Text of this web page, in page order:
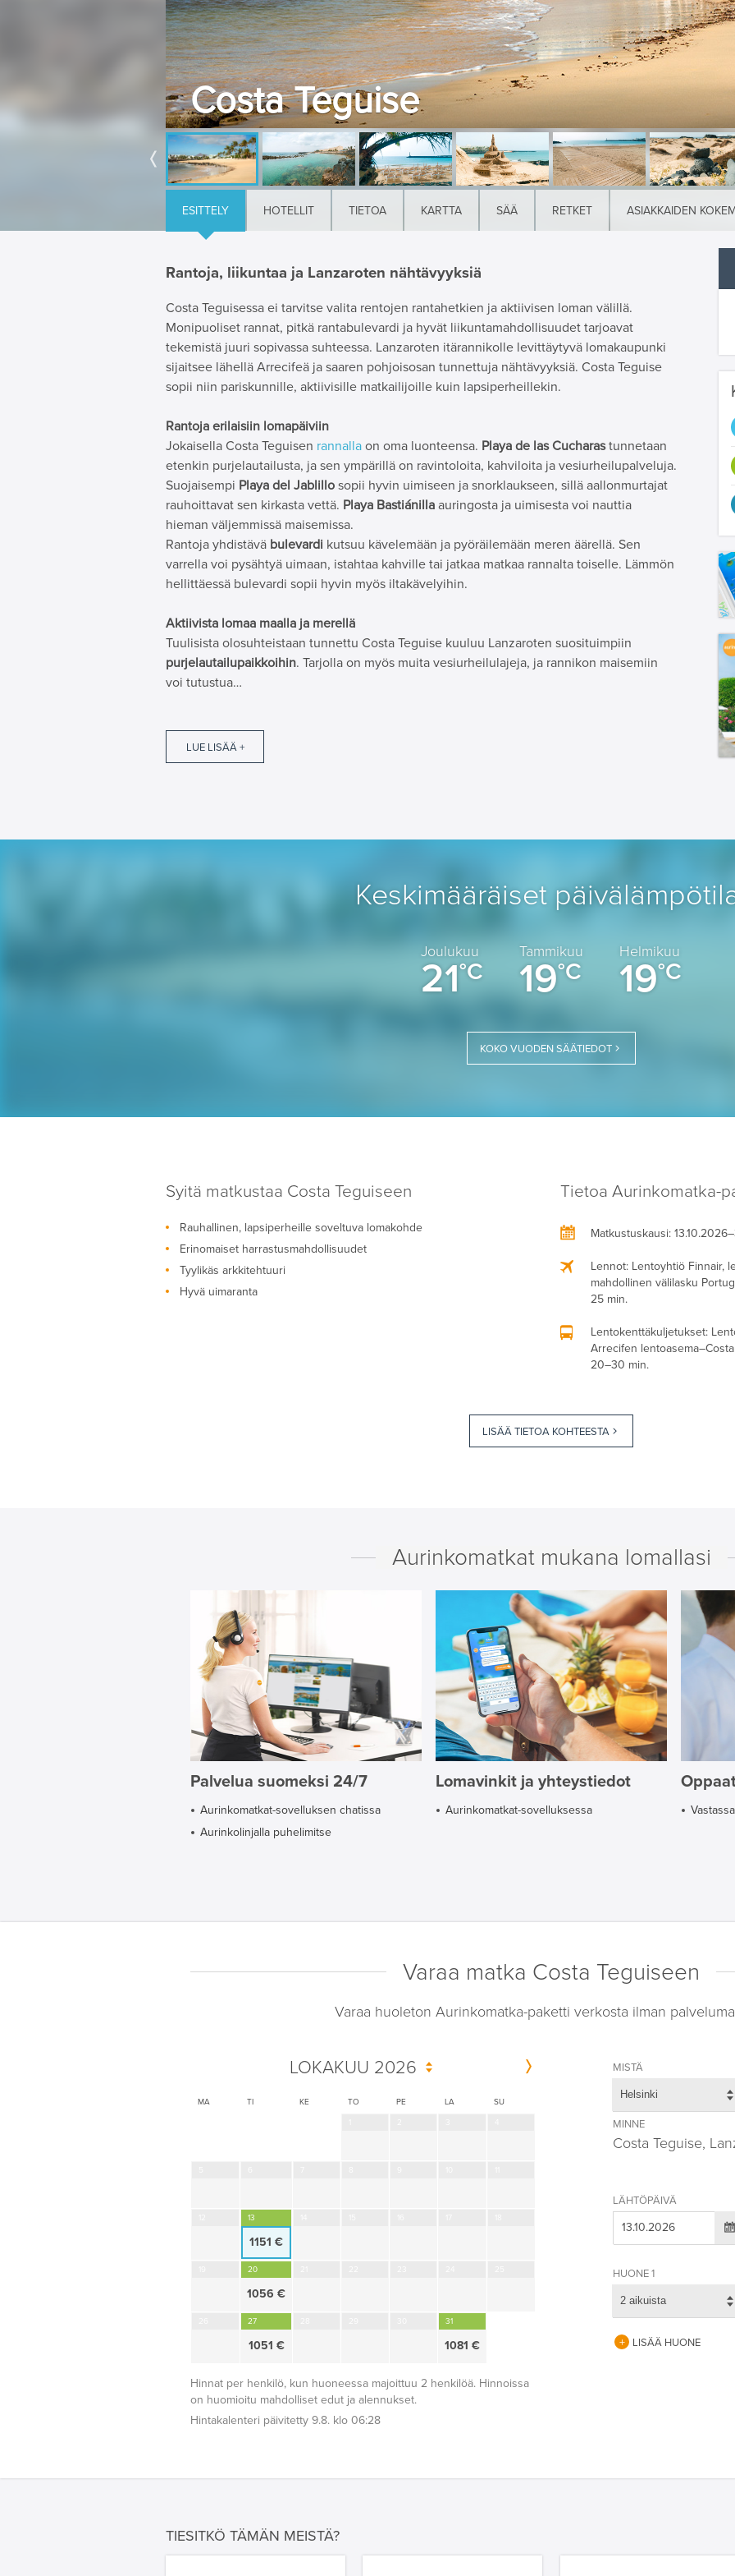
Costa Teguise
ESITTELY HOTELLIT TIETOA KARTTA SÄÄ RETKET ASIAKKAIDEN
Rantoja, liikuntaa ja Lanzaroten nähtävyyksiä
Costa Teguisessa ei tarvitse valita rentojen rantahetkien ja aktiivisen loman välillä.
Monipuoliset rannat, pitkä rantabulevardi ja hyvät liikuntamahdollisuudet tarjoavat
tekemistä juuri sopivassa suhteessa. Lanzaroten itärannikolle levittäytyvä lomakaupunki
sijaitsee lähellä Arrecifeä ja saaren pohjoisosan tunnettuja nähtävyyksiä. Costa Teguise
sopii niin pariskunnille, aktiivisille matkailijoille kuin lapsiperheillekin.
Rantoja erilaisiin lomapäiviin
Jokaisella Costa Teguisen rannalla on oma luonteensa. Playa de las Cucharastunnetaan
etenkin purjelautailusta, ja sen ympärillä on ravintoloita, kahviloita ja vesiurheilupalveluja.
Suojaisempi Playa del Jablillo sopii hyvin uimiseen ja snorklaukseen, sillä aallonmurtajat
rauhoittavat sen kirkasta vettä. Playa Bastiánilla auringosta ja uimisesta voi nauttia
hieman väljemmissä maisemissa.
Rantoja yhdistävä bulevardi kutsuu kävelemään ja pyöräilemään meren äärellä. Sen
varrella voi pysähtyä uimaan, istahtaa kahville tai jatkaa matkaa rannalta toiselle. Lämmön
hellittäessä bulevardi sopii hyvin myös iltakävelyihin.
Aktiivista lomaa maalla ja merellä
Tuulisista olosuhteistaan tunnettu Costa Teguise kuuluu Lanzaroten suosituimpiin
purjelautailupaikkoihin. Tarjolla on myös muita vesiurheilulajeja, ja rannikon maisemiin
voi tutustua…
LUE LISÄÄ +
Keskimääräiset
Joulukuu
21°C
Tammikuu
19°C
Helmikuu
19°C
KOKO VUODEN SÄÄTIEDOT
Syitä matkustaa Costa Teguiseen
Rauhallinen, lapsiperheille soveltuva lomakohde
Erinomaiset harrastusmahdollisuudet
Tyylikäs arkkitehtuuri
Hyvä uimaranta
Tietoa Aurinkomatka-
Matkustuskausi:
Lennot: Lentoyhtiö Finnair,
mahdollinen välilasku
25 min.
Lentokenttäkuljetukset:
Arrecifen
20–30 min.
LISÄÄ TIETOA KOHTEESTA
Aurinkomatkat mukana lomallasi
Palvelua suomeksi 24/7
Aurinkomatkat-sovelluksen chatissa
Aurinkolinjalla puhelimitse
Lomavinkit ja yhteystiedot
Aurinkomatkat-sovelluksessa
Varaa matka Costa Teguiseen
Varaa huoleton Aurinkomatka-paketti verkosta ilman
LOKAKUU 2026
MA TI KE TO PE LA SU
13
1151 €
20
1056 €
27
1051 €
31
1081 €
Hinnat per henkilö, kun huoneessa majoittuu 2 henkilöä. Hinnoissa
on huomioitu mahdolliset edut ja alennukset.
Hintakalenteri päivitetty 9.8. klo 06:28
MISTÄ
Helsinki
MINNE
Costa Teguise,
LÄHTÖPÄIVÄ
HUONE 1
2 aikuista
LISÄÄ HUONE
TIESITKÖ TÄMÄN MEISTÄ?